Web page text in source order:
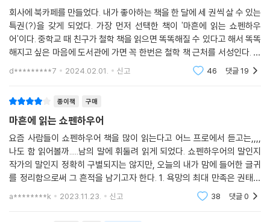
30 나 자신이 누구인지가 중요하다 |자기 긍정|
-인격이 관점을 결정하고 관점이 세계를 결정한다
-내가 깨달은 것만큼이 나의 세계다
하는 것은 높은 단계의 욕망이다. 나를 행복으로 이끄는 방법은 나의 욕망
이 이끄는 대로 가는 것이다. 개성 있는 삶을 살기 위해 필요한 것은 자신의
욕망을 있는 그대로 긍정하는 태도다. 우선 남들이 전혀 알 수 없는 바, 나
자신만이 원하는 바, 할 수 있는 일, 그리고 타고난 재능과 성격을 이해해야
한다. 마흔이면 자신의 적성에 맞는 일을 찾기 위한 시행착오와 자기 성찰
--- 「자신만의 색깔을 찾아라_개성」 중에서
“인간은 무수한 욕망의 덩어리다.”
“삶은 진자처럼 고통과 무료함 사이를 왔다 갔다 하는데, 사실 이 두 가지
가 삶의 궁극적인 요소다.”
“인간이 모든 고뇌와 고통을 지옥으로 보내 버린 천국에는 무료함밖에 남
아 있지 않다.”
“현자는 쾌락이 아니라 고통이 없는 상태를 추구한다.”
“자신이 하고자 하는 것과 할 수 있는 것이 무엇인지 알아야 한다.”
“인생이 얼마나 짧은지 알려면 오래 살아 봐야 한다.”
“나무도 튼튼하게 자라려면 바람이 필요하다. 인간도 건강하려면 운동이
필요하다.”
“사람들은 대체로 책을 구입하는 것과 그 책의 내용을 자기 것으로 만드는
“천국과 지옥의 경험을 동시에 할 수 있는 것이 바로 사랑이다.”
회사에 북카페를 만들었다. 내가 좋아하는 책을 한 달에 세 권씩 살 수 있는
특권(?)을 갖게 되었다. 가장 먼저 선택한 책이 '마흔에 읽는 쇼펜하우
어'이다. 중학교 때 친구가 철학 책을 읽으면 똑똑해질 수 있다고 해서 똑똑
해지고 싶은 마음에 도서관에 가면 꼭 한번은 철학 책 근처를 서성인다. 마
흔에 읽는 쇼펜하우어는 40대를 살고 있는 중년들을 위한 쇼펜하우어의
d*********7 2024.02.01. 신고 46 댓글19
종이책 구매
마흔에 읽는 쇼펜하우어
요즘 사람들이 쇼펜하우어 책을 많이 읽는다고 어느 프로에서 듣고는,,,,
나도 함 읽어볼까.....남의 말에 휘둘려 읽게 되었다. 쇼펜하우어의 말인지
작가의 말인지 정확히 구별되지는 않지만, 오늘의 내가 맘에 들어한 글귀
를 정리함으로써 그 흔적을 남기고자 한다. 1. 욕망의 최대 만족은 권태이
고 욕망의 최대 결핍은 고통이다. 고통과 무료함은 한쪽이 멀어질수록 다
a********k 2023.11.23. 신고 38 댓글0